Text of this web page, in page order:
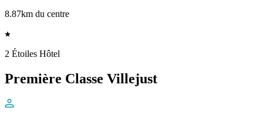
8.87km du centre
2 Étoiles Hôtel
Première Classe Villejust